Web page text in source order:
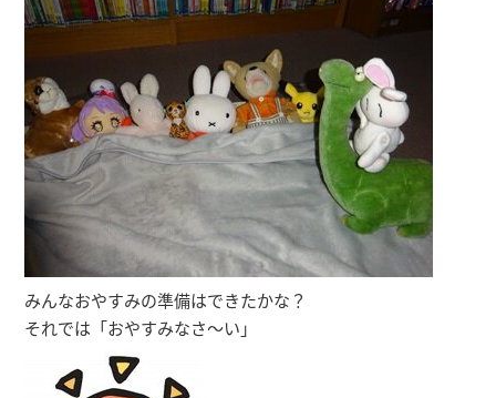
みんなおやすみの準備はできたかな？
それでは「おやすみなさ～い」